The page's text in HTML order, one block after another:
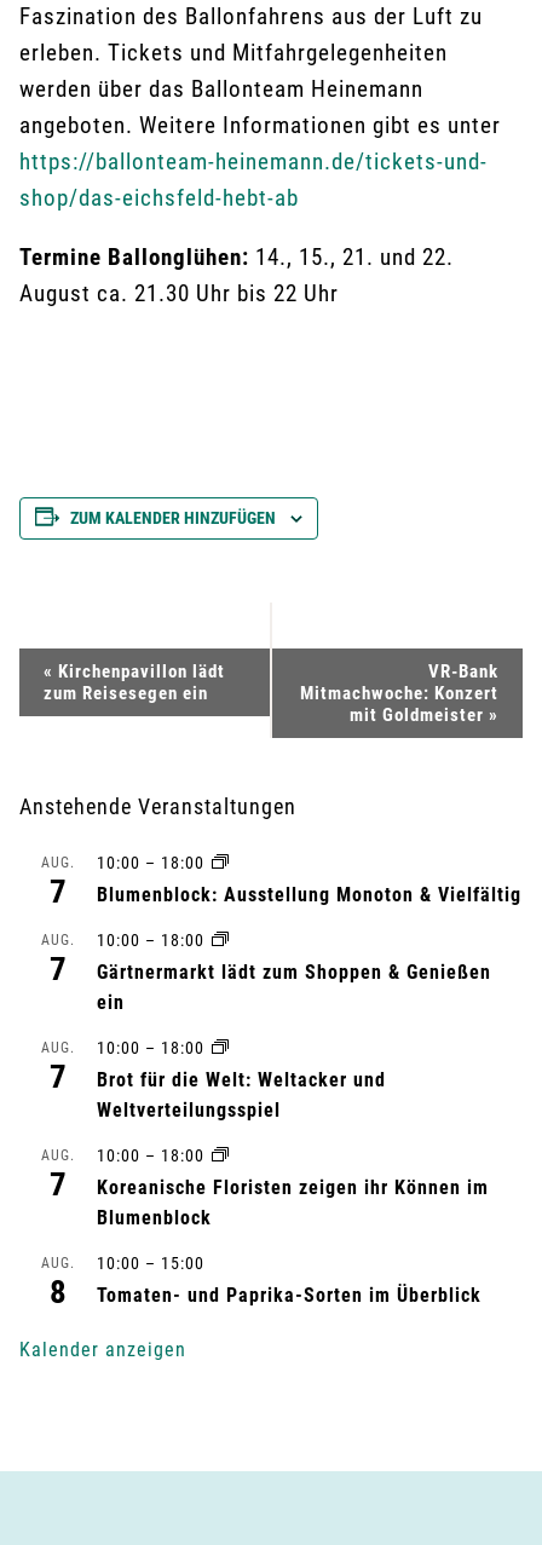
Faszination des Ballonfahrens aus der Luft zu
erleben. Tickets und Mitfahrgelegenheiten
werden über das Ballonteam Heinemann
angeboten. Weitere Informationen gibt es unter
https://ballonteam-heinemann.de/tickets-und-
shop/das-eichsfeld-hebt-ab
Termine Ballonglühen: 14., 15., 21. und 22.
August ca. 21.30 Uhr bis 22 Uhr
ZUM KALENDER HINZUFÜGEN
e
a
-
« Kirchenpavillon lädt
zum Reisesegen ein
VR-Bank
Mitmachwoche: Konzert
mit Goldmeister »
Anstehende Veranstaltungen
AUG.
7
10:00 – 18:00
Blumenblock: Ausstellung Monoton & Vielfältig
AUG.
7
10:00 – 18:00
Gärtnermarkt lädt zum Shoppen & Genießen
ein
AUG.
7
10:00 – 18:00
Brot für die Welt: Weltacker und
Weltverteilungsspiel
AUG.
7
10:00 – 18:00
Koreanische Floristen zeigen ihr Können im
Blumenblock
AUG.
8
10:00 – 15:00
Tomaten- und Paprika-Sorten im Überblick
Kalender anzeigen